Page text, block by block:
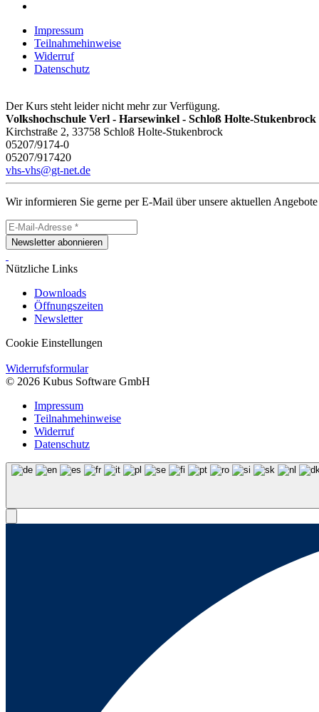
Impressum
Teilnahmehinweise
Widerruf
Datenschutz
Der Kurs steht leider nicht mehr zur Verfügung.
Volkshochschule Verl - Harsewinkel - Schloß Holte-Stukenbrock
Kirchstraße 2, 33758 Schloß Holte-Stukenbrock
05207/9174-0
05207/917420
vhs-vhs@gt-net.de
Wir informieren Sie gerne per E-Mail über unsere aktuellen
Newsletter abonnieren
Nützliche Links
Downloads
Öffnungszeiten
Newsletter
Cookie Einstellungen
Widerrufsformular
© 2026 Kubus Software GmbH
Impressum
Teilnahmehinweise
Widerruf
Datenschutz